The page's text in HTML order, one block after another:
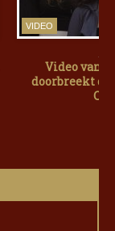
VIDEO
Video van
doorbreekt